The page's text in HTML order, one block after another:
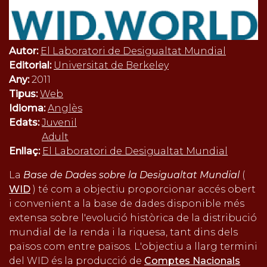
Autor: El Laboratori de Desigualtat Mundial
Editorial: Universitat de Berkeley
Any:2011
Tipus:Web
Idioma:Anglès
Edats:Juvenil
Adult
Enllaç: El Laboratori de Desigualtat Mundial
La Base de Dades sobre la Desigualtat Mundial(
WID ) té com a objectiu proporcionar accés obert
i convenient a la base de dades disponible més
extensa sobre l'evolució històrica de la distribució
mundial de la renda i la riquesa, tant dins dels
països com entre països. L'objectiu a llarg termini
del WID és la producció de Comptes Nacionals